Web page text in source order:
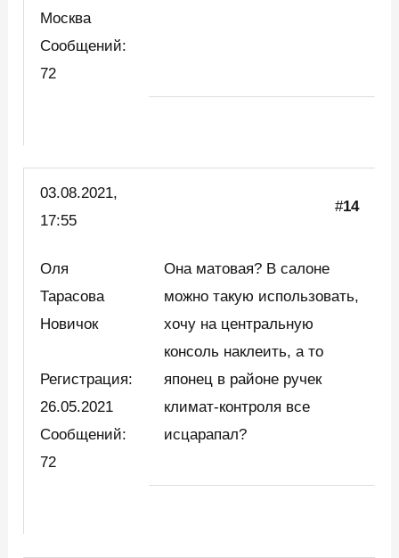
Москва
Сообщений:
72
03.08.2021,
17:55
#14
Оля
Тарасова
Новичок
Регистрация:
26.05.2021
Сообщений:
72
Она матовая? В салоне
можно такую использовать,
хочу на центральную
консоль наклеить, а то
японец в районе ручек
климат-контроля все
исцарапал?